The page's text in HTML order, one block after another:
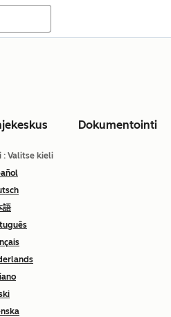
Dokumentointi
: Valitse kieli
語